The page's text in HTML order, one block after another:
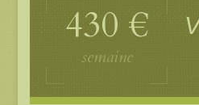
430 €
semaine